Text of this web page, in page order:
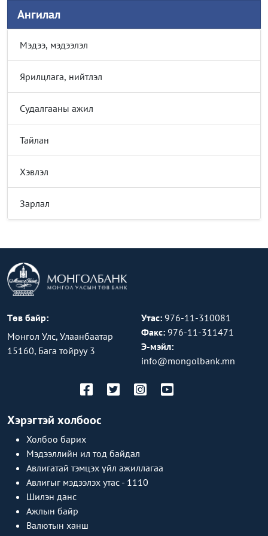
Ангилал
Мэдээ, мэдээлэл
Ярилцлага, нийтлэл
Судалгааны ажил
Тайлан
Хэвлэл
Зарлал
Төв байр:
Монгол Улс, Улаанбаатар
15160, Бага тойруу 3
Утас: 976-11-310081
Факс: 976-11-311471
Э-мэйл:
info@mongolbank.mn
Хэрэгтэй холбоос
Холбоо барих
Мэдээллийн ил тод байдал
Авлигатай тэмцэх үйл ажиллагаа
Авлигыг мэдээлэх утас - 1110
Шилэн данс
Ажлын байр
Валютын ханш